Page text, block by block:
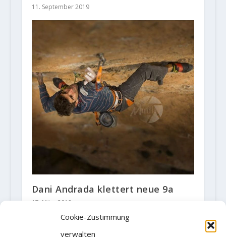
Cookie-Zustimmung
verwalten
11. September 2019
Dani Andrada klettert neue 9a
17. März 2018